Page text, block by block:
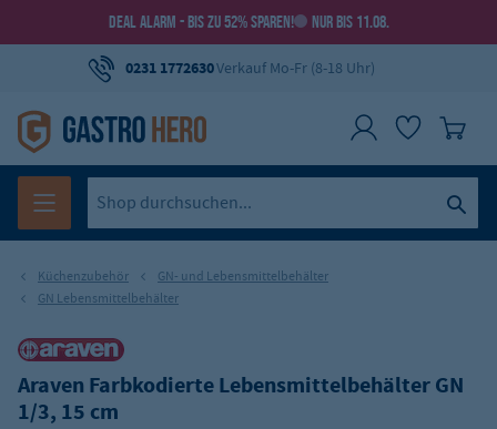
DEAL ALARM - BIS ZU 52% SPAREN! NUR BIS 11.08.
0231 1772630Verkauf Mo-Fr (8-18 Uhr)
Küchenzubehör
GN- und Lebensmittelbehälter
GN Lebensmittelbehälter
Araven Farbkodierte Lebensmittelbehälter GN
1/3, 15 cm